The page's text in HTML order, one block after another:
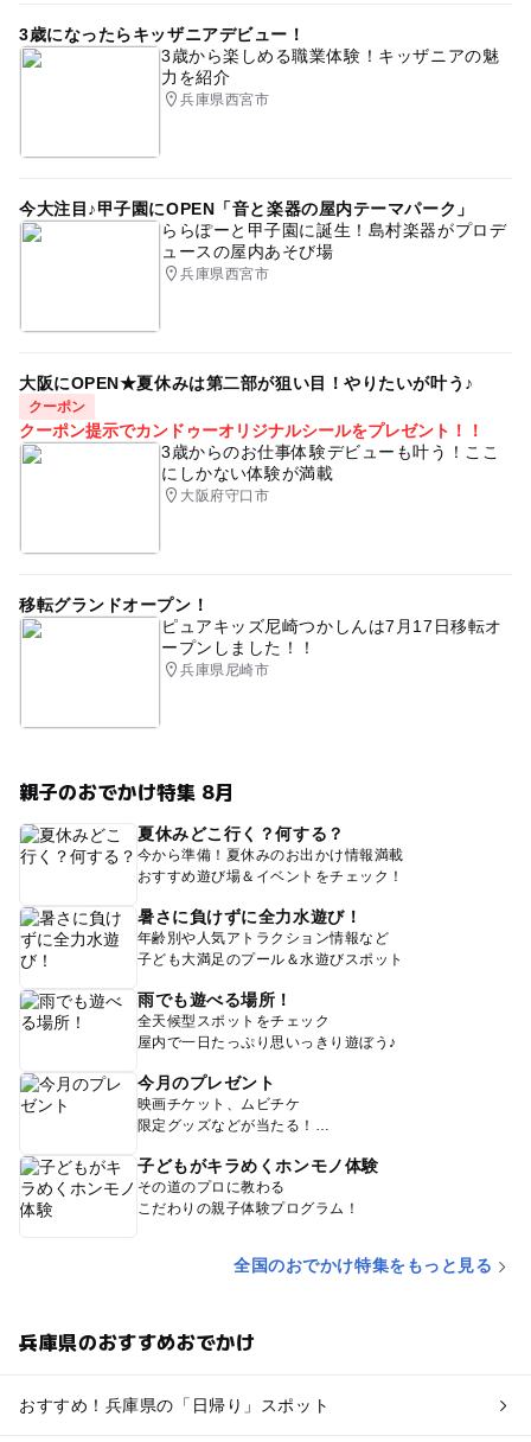
3歳になったらキッザニアデビュー！
3歳から楽しめる職業体験！キッザニアの魅
力を紹介
兵庫県西宮市
今大注目♪甲子園にOPEN「音と楽器の屋内テーマパーク」
ららぽーと甲子園に誕生！島村楽器がプロデ
ュースの屋内あそび場
兵庫県西宮市
大阪にOPEN★夏休みは第二部が狙い目！やりたいが叶う♪
クーポン
クーポン提示でカンドゥーオリジナルシールをプレゼント！！
3歳からのお仕事体験デビューも叶う！ここ
にしかない体験が満載
大阪府守口市
移転グランドオープン！
ピュアキッズ尼崎つかしんは7月17日移転オ
ープンしました！！
兵庫県尼崎市
親子のおでかけ特集 8月
夏休みどこ行く？何する？
今から準備！夏休みのお出かけ情報満載
おすすめ遊び場＆イベントをチェック！
暑さに負けずに全力水遊び！
年齢別や人気アトラクション情報など
子ども大満足のプール＆水遊びスポット
雨でも遊べる場所！
全天候型スポットをチェック
屋内で一日たっぷり思いっきり遊ぼう♪
今月のプレゼント
映画チケット、ムビチケ
限定グッズなどが当たる！
子どもがキラめくホンモノ体験
その道のプロに教わる
こだわりの親子体験プログラム！
全国のおでかけ特集をもっと見る
兵庫県のおすすめおでかけ
おすすめ！兵庫県の「日帰り」スポット